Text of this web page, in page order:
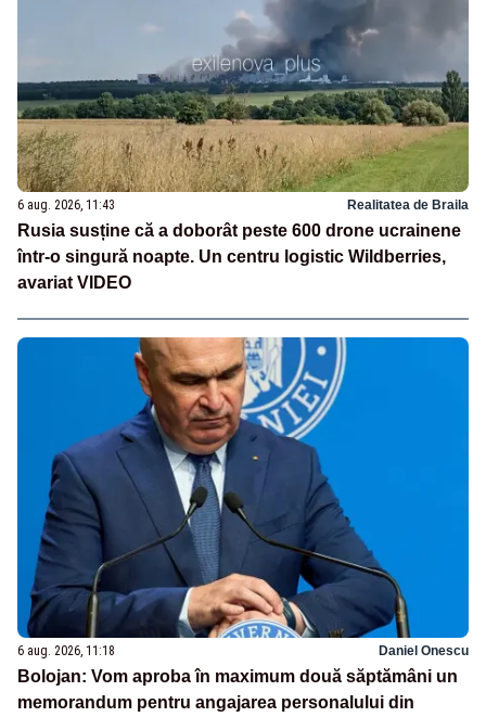
6 aug. 2026, 11:43 Realitatea de Braila
Rusia susține că a doborât peste 600 drone ucrainene
într-o singură noapte. Un centru logistic Wildberries,
avariat VIDEO
6 aug. 2026, 11:18 Daniel Onescu
Bolojan: Vom aproba în maximum două săptămâni un
memorandum pentru angajarea personalului din